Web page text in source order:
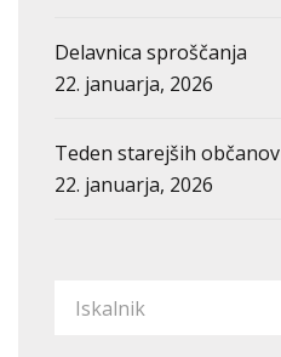
Delavnica sproščanja
22. januarja, 2026
Teden starejših občanov
22. januarja, 2026